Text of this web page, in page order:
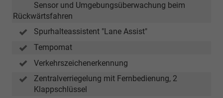
Sensor und Umgebungsüberwachung beim
Rückwärtsfahren
Spurhalteassistent "Lane Assist"
Tempomat
Verkehrszeichenerkennung
Zentralverriegelung mit Fernbedienung, 2
Klappschlüssel